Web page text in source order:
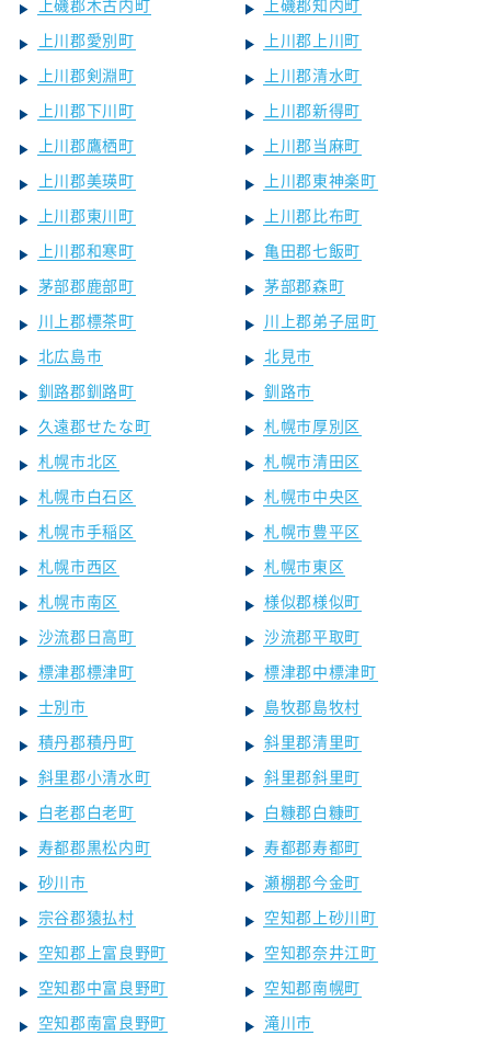
上川郡愛別町
上川郡上川町
上川郡剣淵町
上川郡清水町
上川郡下川町
上川郡新得町
上川郡鷹栖町
上川郡当麻町
上川郡美瑛町
上川郡東神楽町
上川郡東川町
上川郡比布町
上川郡和寒町
亀田郡七飯町
茅部郡鹿部町
茅部郡森町
川上郡標茶町
川上郡弟子屈町
北広島市
北見市
釧路郡釧路町
釧路市
久遠郡せたな町
札幌市厚別区
札幌市北区
札幌市清田区
札幌市白石区
札幌市中央区
札幌市手稲区
札幌市豊平区
札幌市西区
札幌市東区
札幌市南区
様似郡様似町
沙流郡日高町
沙流郡平取町
標津郡標津町
標津郡中標津町
士別市
島牧郡島牧村
積丹郡積丹町
斜里郡清里町
斜里郡小清水町
斜里郡斜里町
白老郡白老町
白糠郡白糠町
寿都郡黒松内町
寿都郡寿都町
砂川市
瀬棚郡今金町
宗谷郡猿払村
空知郡上砂川町
空知郡上富良野町
空知郡奈井江町
空知郡中富良野町
空知郡南幌町
空知郡南富良野町
滝川市